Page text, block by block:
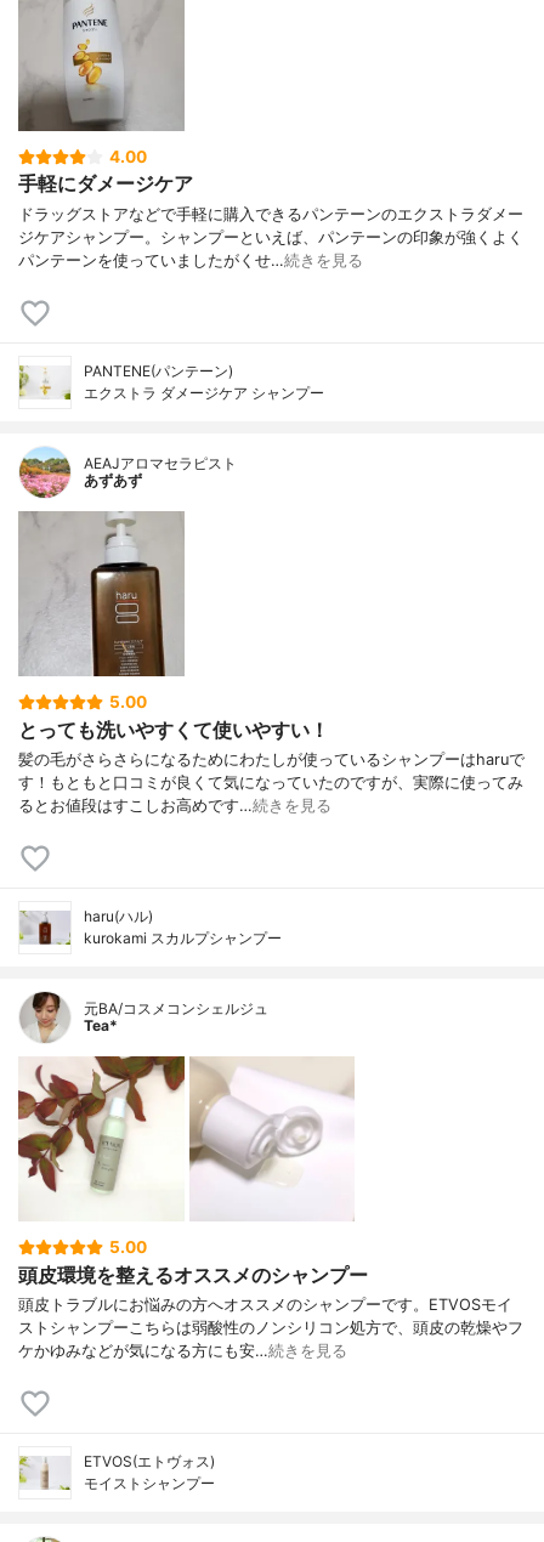
4.00
手軽にダメージケア
ドラッグストアなどで手軽に購入できるパンテーンのエクストラダメー
ジケアシャンプー。シャンプーといえば、パンテーンの印象が強くよく
パンテーンを使っていましたがくせ…続きを見る
PANTENE(パンテーン)
エクストラ ダメージケア シャンプー
AEAJアロマセラピスト
あずあず
5.00
とっても洗いやすくて使いやすい！
髪の毛がさらさらになるためにわたしが使っているシャンプーはharuで
す！もともと口コミが良くて気になっていたのですが、実際に使ってみ
るとお値段はすこしお高めです…続きを見る
haru(ハル)
kurokami スカルプシャンプー
元BA/コスメコンシェルジュ
Tea*
5.00
頭皮環境を整えるオススメのシャンプー
頭皮トラブルにお悩みの方へオススメのシャンプーです。ETVOSモイ
ストシャンプーこちらは弱酸性のノンシリコン処方で、頭皮の乾燥やフ
ケかゆみなどが気になる方にも安…続きを見る
ETVOS(エトヴォス)
モイストシャンプー